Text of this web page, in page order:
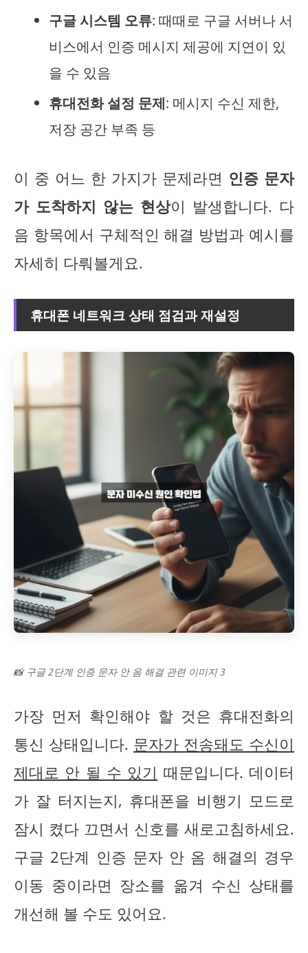
구글 시스템 오류: 때때로 구글 서버나 서
비스에서 인증 메시지 제공에 지연이 있
을 수 있음
휴대전화 설정 문제: 메시지 수신 제한,
저장 공간 부족 등
이 중 어느 한 가지가 문제라면 인증 문자
가 도착하지 않는 현상이 발생합니다. 다
음 항목에서 구체적인 해결 방법과 예시를
자세히 다뤄볼게요.
휴대폰 네트워크 상태 점검과 재설정
📸 구글 2단계 인증 문자 안 옴 해결 관련 이미지 3
가장 먼저 확인해야 할 것은 휴대전화의
통신 상태입니다. 문자가 전송돼도 수신이
제대로 안 될 수 있기 때문입니다. 데이터
가 잘 터지는지, 휴대폰을 비행기 모드로
잠시 켰다 끄면서 신호를 새로고침하세요.
구글 2단계 인증 문자 안 옴 해결의 경우
이동 중이라면 장소를 옮겨 수신 상태를
개선해 볼 수도 있어요.